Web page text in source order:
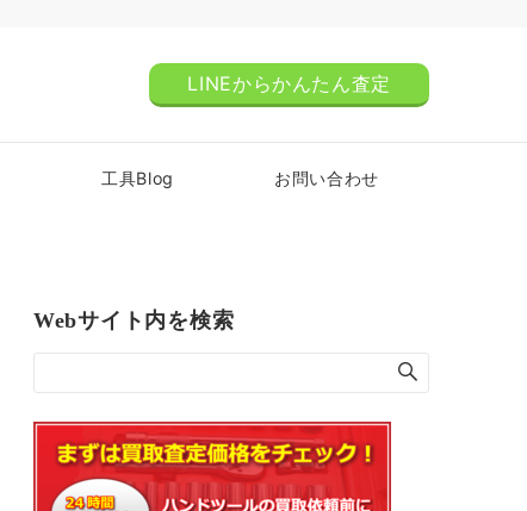
LINEからかんたん査定
工具Blog お問い合わせ
Webサイト内を検索